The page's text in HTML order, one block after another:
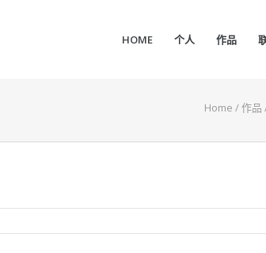
HOME 个人 作品
Home /作品